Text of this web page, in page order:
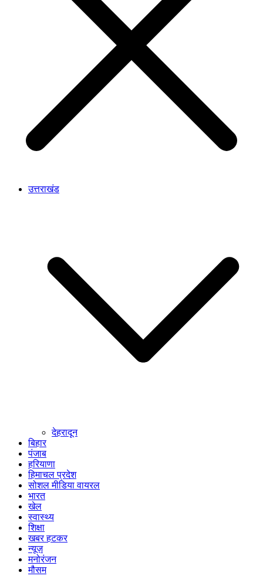
उत्तराखंड
देहरादून
बिहार
पंजाब
हरियाणा
हिमाचल प्रदेश
सोशल मीडिया वायरल
भारत
खेल
स्वास्थ्य
शिक्षा
खबर हटकर
न्यूज़
मनोरंजन
मौसम